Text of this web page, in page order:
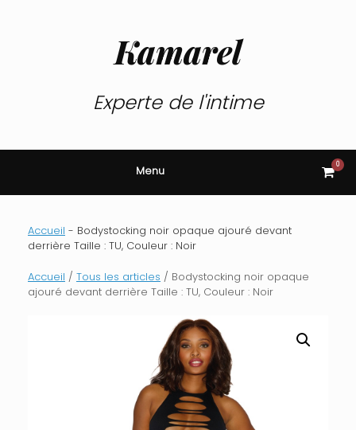
Kamarel
Experte de l'intime
Menu View
cart
0
Accueil - Bodystocking noir opaque ajouré devant
derrière Taille : TU, Couleur : Noir
Accueil / Tous les articles / Bodystocking noir opaque
ajouré devant derrière Taille : TU, Couleur : Noir